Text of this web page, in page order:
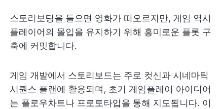
스토리보딩을 들으면 영화가 떠오르지만, 게임 역시
플레이어의 몰입을 유지하기 위해 흥미로운 플롯 구
축에 커밋합니다.
게임 개발에서 스토리보드는 주로 컷신과 시네마틱
시퀀스 플랜에 활용되며, 초기 게임플레이 아이디어
는 플로우차트나 프로토타입을 통해 지도됩니다. 이